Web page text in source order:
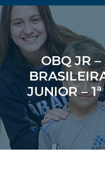
OBQ JR
JUNIOR –